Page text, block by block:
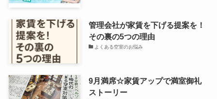
管理会社が家賃を下げる提案を！
その裏の5つの理由
よくある空室のお悩み
9月満席☆家賃アップで満室御礼
ストーリー